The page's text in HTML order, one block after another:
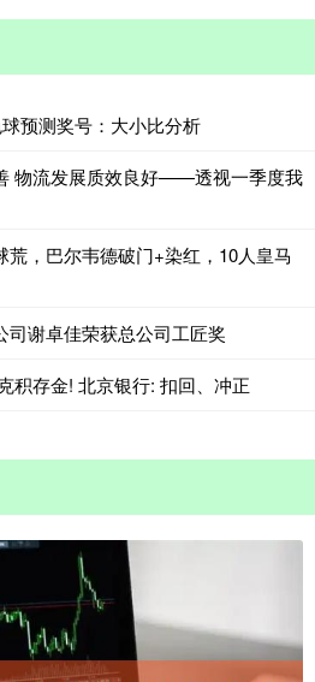
预测奖号：大小比分析
物流发展质效良好——透视一季度我
，巴尔韦德破门+染红，10人皇马
谢卓佳荣获总公司工匠奖
积存金! 北京银行: 扣回、冲正